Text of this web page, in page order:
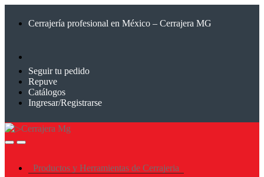
Cerrajería profesional en México – Cerrajera MG
Seguir tu pedido
Repuve
Catálogos
Ingresar/Registrarse
Productos y Herramientas de Cerrajeria